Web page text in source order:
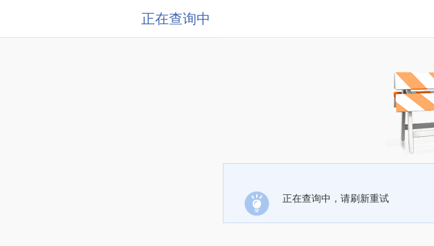
正在查询中
正在查询中，请刷新重试